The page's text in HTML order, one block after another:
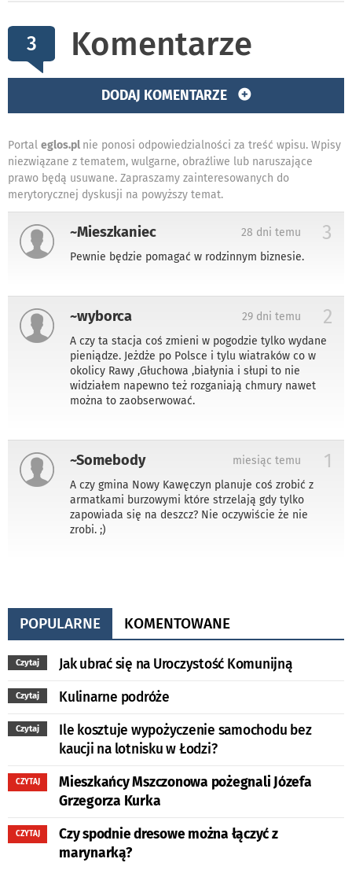
3 Komentarze
DODAJ KOMENTARZE
Portal eglos.pl nie ponosi odpowiedzialności za treść wpisu. Wpisy
niezwiązane z tematem, wulgarne, obraźliwe lub naruszające
prawo będą usuwane. Zapraszamy zainteresowanych do
merytorycznej dyskusji na powyższy temat.
~Mieszkaniec 3
28 dni temu
Pewnie będzie pomagać w rodzinnym biznesie.
~wyborca 2
29 dni temu
A czy ta stacja coś zmieni w pogodzie tylko wydane
pieniądze. Jeżdże po Polsce i tylu wiatraków co w
okolicy Rawy ,Głuchowa ,białynia i słupi to nie
widziałem napewno też rozganiają chmury nawet
można to zaobserwować.
~Somebody 1
miesiąc temu
A czy gmina Nowy Kawęczyn planuje coś zrobić z
armatkami burzowymi które strzelają gdy tylko
zapowiada się na deszcz? Nie oczywiście że nie
zrobi. ;)
POPULARNE KOMENTOWANE
Czytaj Jak ubrać się na Uroczystość Komunijną
Czytaj Kulinarne podróże
Czytaj
Ile kosztuje wypożyczenie samochodu bez
kaucji na lotnisku w Łodzi?
CZYTAJ
Mieszkańcy Mszczonowa pożegnali Józefa
Grzegorza Kurka
CZYTAJ
Czy spodnie dresowe można łączyć z
marynarką?